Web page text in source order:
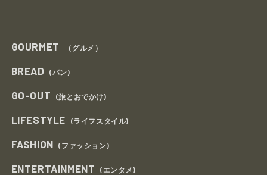
GOURMET （グルメ）
BREAD (パン)
GO-OUT (旅とおでかけ)
LIFESTYLE (ライフスタイル)
FASHION (ファッション)
ENTERTAINMENT (エンタメ)